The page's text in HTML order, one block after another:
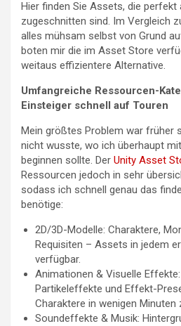
Hier finden Sie Assets, die
zugeschnitten sind. Im Vergleich
alles mühsam selbst von Grund
boten mir die im Asset Store
weitaus effizientere Alternative.
Umfangreiche Ressourcen-
Einsteiger schnell auf Touren
Mein größtes Problem war früher
nicht wusste, wo ich überhaupt
beginnen sollte. Der Unity Asset
Ressourcen jedoch in sehr
sodass ich schnell genau das
benötige:
2D/3D-Modelle: Charaktere,
Requisiten – Assets in jedem
verfügbar.
Animationen & Visuelle
Partikeleffekte und Effekt-
Charaktere in wenigen Minuten
Soundeffekte & Musik: